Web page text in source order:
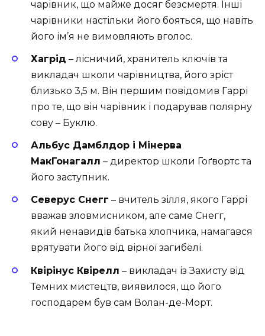
чарівник, що майже досяг безсмертя. Інші
чарівники настільки його бояться, що навіть
його ім’я не вимовляють вголос.
Хагрід – лісничий, хранитель ключів та
викладач школи чарівництва, його зріст
близько 3,5 м. Він першим повідомив Гаррі
про те, що він чарівник і подарував полярну
сову – Буклю.
Альбус Дамблдор і Мінерва
МакГонагалл – директор школи Гоґвортс та
його заступник.
Северус Снегг – вчитель зілля, якого Гаррі
вважав зловмисником, але саме Снегг,
який ненавидів батька хлопчика, намагався
врятувати його від вірної загибелі.
Квірінус Квірелл – викладач із Захисту від
Темних мистецтв, виявилося, що його
господарем був сам Волан-де-Морт.